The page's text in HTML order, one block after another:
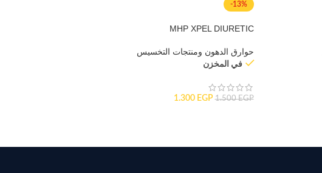
-13%
MHP XPEL DIURETIC
حوارق الدهون ومنتجات التخسيس
في المخزن
1.500EGP
1.300 EGP